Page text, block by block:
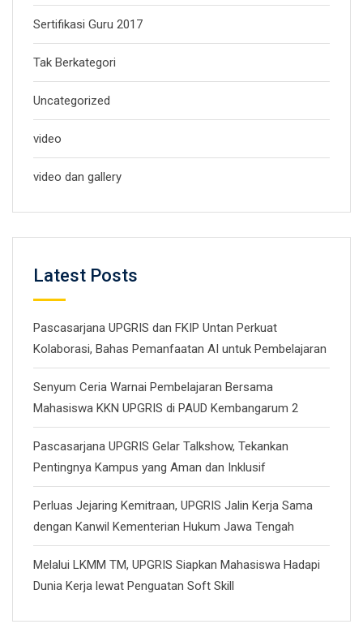
Sertifikasi Guru 2017
Tak Berkategori
Uncategorized
video
video dan gallery
Latest Posts
Pascasarjana UPGRIS dan FKIP Untan Perkuat
Kolaborasi, Bahas Pemanfaatan AI untuk Pembelajaran
Senyum Ceria Warnai Pembelajaran Bersama
Mahasiswa KKN UPGRIS di PAUD Kembangarum 2
Pascasarjana UPGRIS Gelar Talkshow, Tekankan
Pentingnya Kampus yang Aman dan Inklusif
Perluas Jejaring Kemitraan, UPGRIS Jalin Kerja Sama
dengan Kanwil Kementerian Hukum Jawa Tengah
Melalui LKMM TM, UPGRIS Siapkan Mahasiswa Hadapi
Dunia Kerja lewat Penguatan Soft Skill